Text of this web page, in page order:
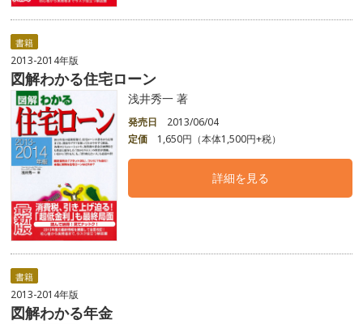
書籍
2013-2014年版
図解わかる住宅ローン
浅井秀一 著
発売日
2013/06/04
定価
1,650円（本体1,500円+税）
詳細を見る
書籍
2013-2014年版
図解わかる年金